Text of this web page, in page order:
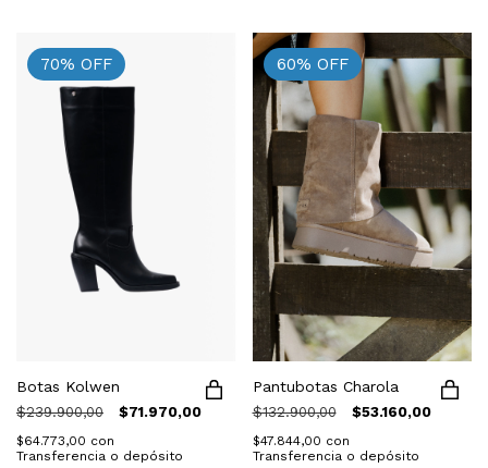
70% OFF
Botas Kolwen
$239.900,00 $71.970,00
$64.773,00 con
Transferencia o depósito
60% OFF
Pantubotas Charola
$132.900,00 $53.160,00
$47.844,00 con
Transferencia o depósito